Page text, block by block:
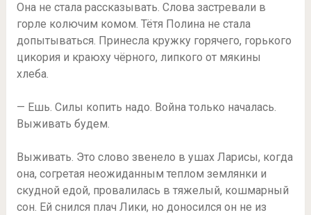
Она не стала рассказывать. Слова застревали в
горле колючим комом. Тётя Полина не стала
допытываться. Принесла кружку горячего, горького
цикория и краюху чёрного, липкого от мякины
хлеба.
— Ешь. Силы копить надо. Война только началась.
Выживать будем.
Выживать. Это слово звенело в ушах Ларисы, когда
она, согретая неожиданным теплом землянки и
скудной едой, провалилась в тяжелый, кошмарный
сон. Ей снился плач Лики, но доносился он не из